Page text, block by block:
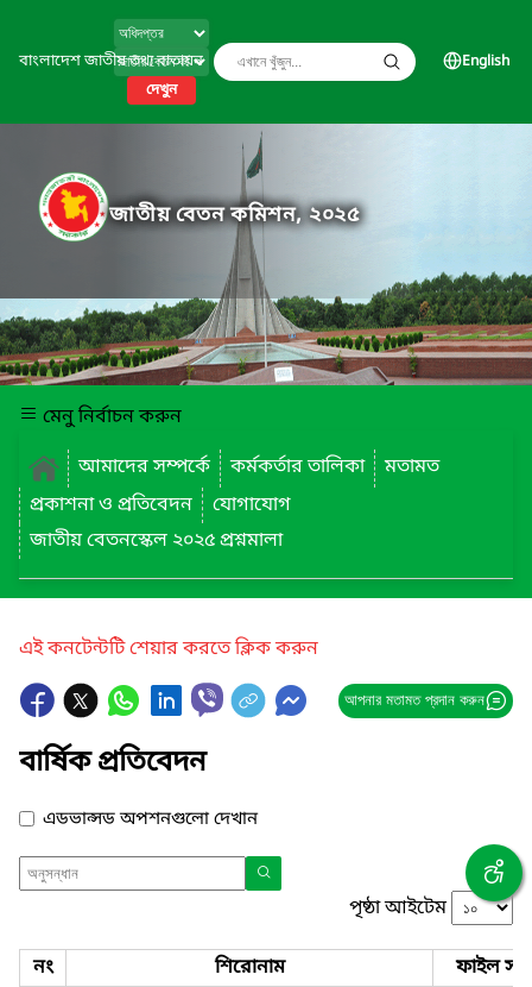
বাংলাদেশ জাতীয় তথ্য বাতায়ন
দেখুন
English
জাতীয় বেতন কমিশন, ২০২৫
মেনু নির্বাচন করুন
আমাদের সম্পর্কে
কর্মকর্তার তালিকা
মতামত
প্রকাশনা ও প্রতিবেদন
যোগাযোগ
জাতীয় বেতনস্কেল ২০২৫ প্রশ্নমালা
এই কনটেন্টটি শেয়ার করতে ক্লিক করুন
আপনার মতামত প্রদান করুন
বার্ষিক প্রতিবেদন
এডভান্সড অপশনগুলো দেখান
পৃষ্ঠা আইটেম
নং শিরোনাম ফাইল